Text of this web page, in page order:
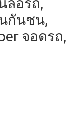
ล้อรถ,
กันชน,
จอดรถ,